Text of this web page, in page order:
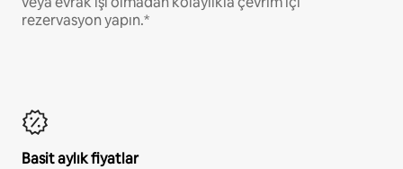
rezervasyon yapın.*
Basit aylık fiyatlar